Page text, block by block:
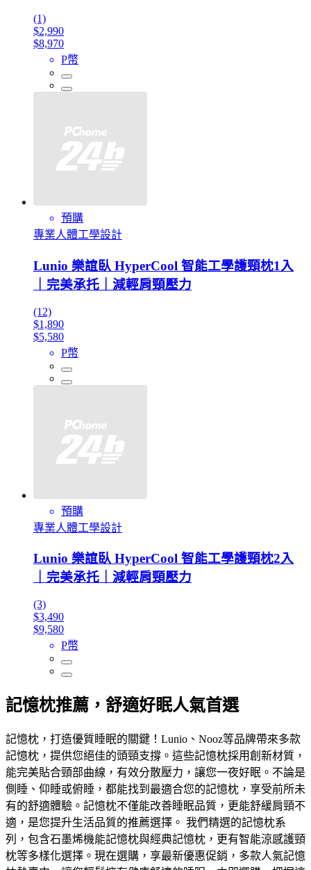
(1)
$2,990
$8,970
P幣
預購
專業人體工學設計
Lunio 樂誼臥 HyperCool 智能工學護頸枕1入
｜完美承托｜減輕肩頸壓力
(12)
$1,890
$5,580
P幣
預購
專業人體工學設計
Lunio 樂誼臥 HyperCool 智能工學護頸枕2入
｜完美承托｜減輕肩頸壓力
(3)
$3,490
$9,580
P幣
記憶枕推薦，舒適好眠人氣首選
記憶枕，打造優質睡眠的關鍵！Lunio、Nooz等品牌帶來多款
記憶枕，提供您絕佳的頭頸支撐。這些記憶枕採用創新材質，
能完美貼合頸部曲線，有效分散壓力，讓您一夜好眠。不論是
側睡、仰睡或俯睡，都能找到最適合您的記憶枕，享受前所未
有的舒適體驗。記憶枕不僅能改善睡眠品質，更能舒緩肩頸不
適，是您提升生活品質的推薦選擇。 我們精選的記憶枕系
列，包含石墨烯機能記憶枕與經典記憶枕，更有智能涼感護頸
枕等多樣化選擇。現在選購，享最新優惠促銷，多款人氣記憶